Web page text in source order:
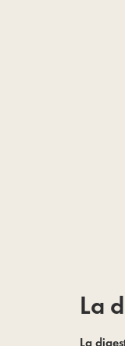
La
La